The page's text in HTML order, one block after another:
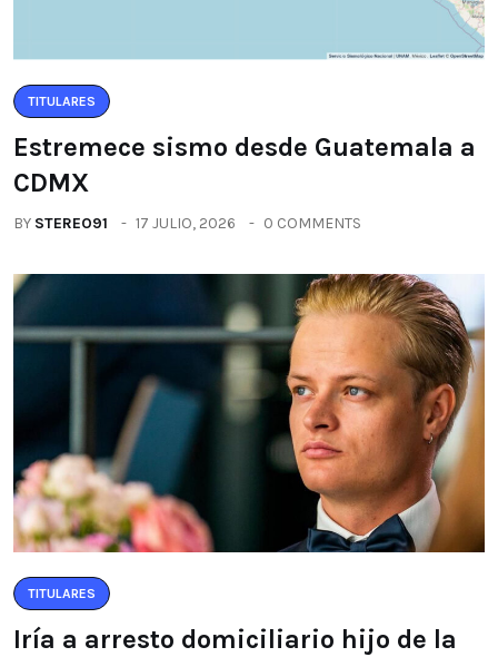
TITULARES
Estremece sismo desde Guatemala a
CDMX
BY STEREO91 17 JULIO, 2026 0 COMMENTS
TITULARES
Iría a arresto domiciliario hijo de la